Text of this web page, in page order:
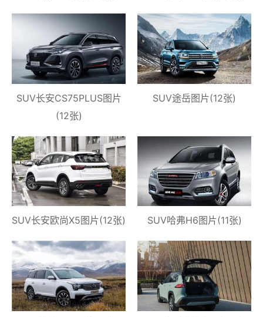
SUV长安CS75PLUS图片
(12张)
SUV途岳图片(12张)
SUV长安欧尚X5图片(12张) SUV哈弗H6图片(11张)